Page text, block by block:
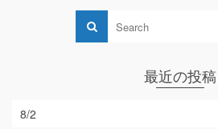
最近の投稿
8/2